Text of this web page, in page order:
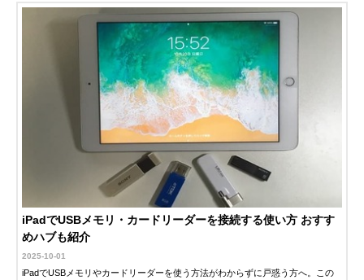
iPadでUSBメモリ・カードリーダーを接続する使い方 おすす
めハブも紹介
2025-10-01
iPadでUSBメモリやカードリーダーを使う方法がわからずに戸惑う方へ。この